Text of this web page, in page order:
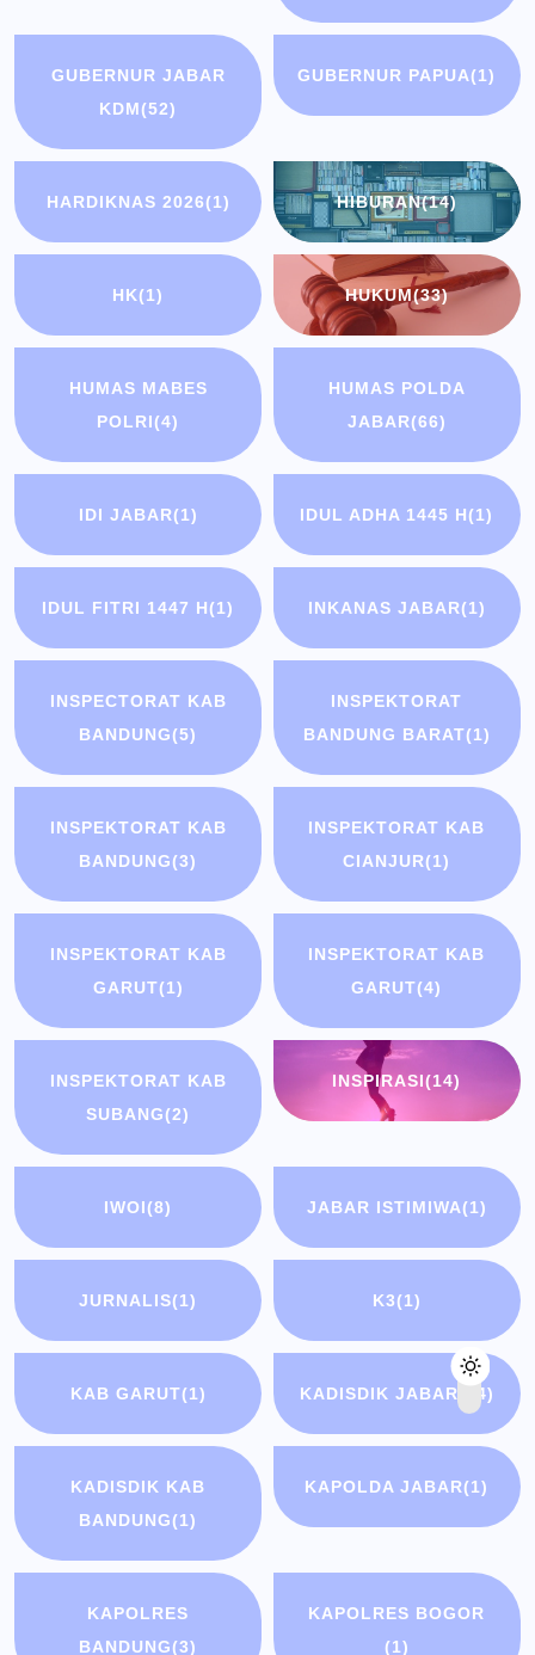
GUBERNUR JABAR
KDM(52)
GUBERNUR PAPUA(1)
HARDIKNAS 2026(1) HIBURAN(14)
HK(1) HUKUM(33)
HUMAS MABES
POLRI(4)
HUMAS POLDA
JABAR(66)
IDI JABAR(1) IDUL ADHA 1445 H(1)
IDUL FITRI 1447 H(1) INKANAS JABAR(1)
INSPECTORAT KAB
BANDUNG(5)
INSPEKTORAT
BANDUNG BARAT(1)
INSPEKTORAT KAB
BANDUNG(3)
INSPEKTORAT KAB
CIANJUR(1)
INSPEKTORAT KAB
GARUT(1)
INSPEKTORAT KAB
GARUT(4)
INSPEKTORAT KAB
SUBANG(2)
INSPIRASI(14)
IWOI(8) JABAR ISTIMIWA(1)
JURNALIS(1) K3(1)
KAB GARUT(1) KADISDIK JABAR (14)
KADISDIK KAB
BANDUNG(1)
KAPOLDA JABAR(1)
KAPOLRES
BANDUNG(3)
KAPOLRES BOGOR
(1)